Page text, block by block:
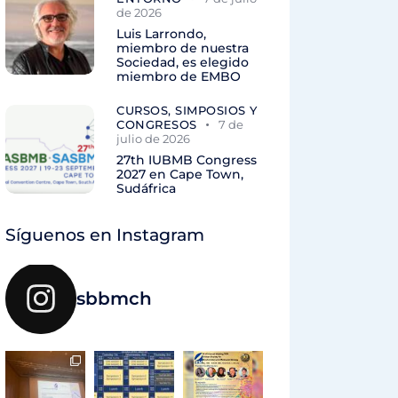
de 2026
Luis Larrondo,
miembro de nuestra
Sociedad, es elegido
miembro de EMBO
CURSOS, SIMPOSIOS Y
CONGRESOS
7 de
julio de 2026
27th IUBMB Congress
2027 en Cape Town,
Sudáfrica
Síguenos en Instagram
sbbmch